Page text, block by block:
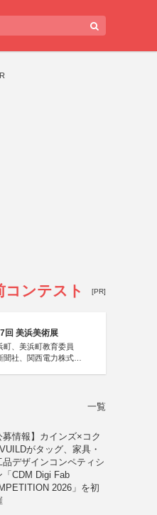
コンテスト [PR]
回 美浜美術展
町、美浜町教育委員
聞社、関西電力株式会
一覧
募情報】カインズ×コク
がタッグ、家具・
品デザインコンペティシ
「CDM Digi Fab
2026」を初